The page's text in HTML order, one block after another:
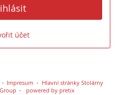
účet
Impresum
Hlavní stránky Stolárny
powered by pretix